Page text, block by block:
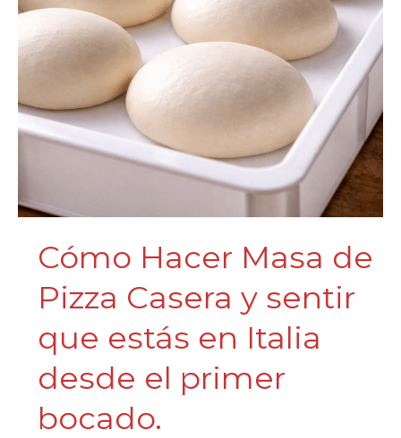
Quede
Aguada
Cómo Hacer Masa de
Pizza Casera y sentir
que estás en Italia
desde el primer
bocado.